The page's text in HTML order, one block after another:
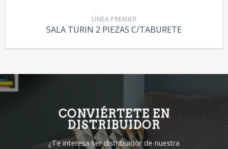
LÍNEA PREMIER
SALA TURIN 2 PIEZAS C/TABURETE
CONVIÉRTETE EN
DISTRIBUIDOR
¿Te interesa ser distribuidor de nuestra